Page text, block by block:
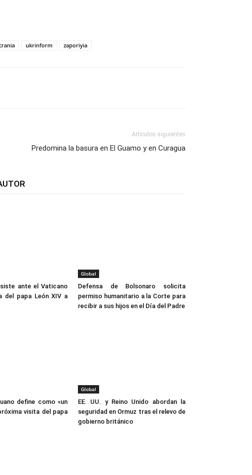
ukrinform zaporiyia
Artículos siguientes
Predomina la basura en El Guamo y en Curagua
ante el Vaticano
del papa León XIV a
Global
Defensa de Bolsonaro solicita
permiso humanitario a la Corte para
recibir a sus hijos en el Día del Padre
define como «un
visita del papa
Global
EE. UU. y Reino Unido abordan la
seguridad en Ormuz tras el relevo de
gobierno británico